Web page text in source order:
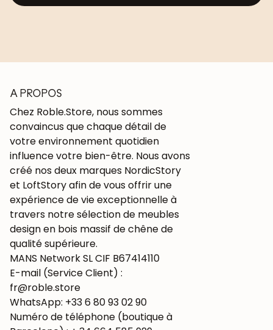
A PROPOS
Chez Roble.Store, nous sommes
convaincus que chaque détail de
votre environnement quotidien
influence votre bien-être. Nous avons
créé nos deux marques NordicStory
et LoftStory afin de vous offrir une
expérience de vie exceptionnelle à
travers notre sélection de meubles
design en bois massif de chêne de
qualité supérieure.
MANS Network SL CIF B67414110
E-mail (Service Client) :
fr@roble.store
WhatsApp: +33 6 80 93 02 90
Numéro de téléphone (boutique à